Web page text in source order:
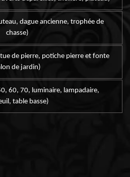
dague ancienne, trophée de
chasse)
de pierre, potiche pierre et fonte
de jardin)
60, 70, luminaire, lampadaire,
table basse)